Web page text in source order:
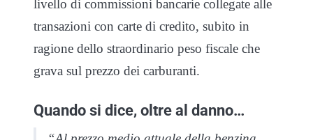
livello di commissioni bancarie collegate alle
transazioni con carte di credito, subito in
ragione dello straordinario peso fiscale che
grava sul prezzo dei carburanti.
Quando si dice, oltre al danno…